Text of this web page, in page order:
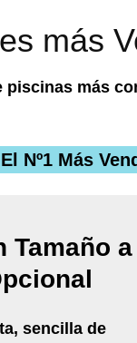
más
piscinas más
El Nº1 Más
Tamaño a
sencilla de